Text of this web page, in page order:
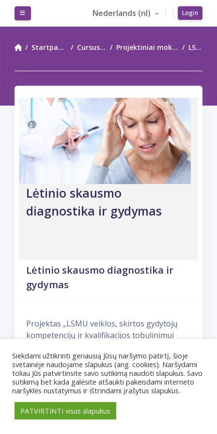
Ga naar hoofdinhoud
Nederlands ‎(nl)‎ Login
Startpagina Cursussen Projektiniai mokymai LSDG
Lėtinio skausmo
diagnostika ir gydymas
Lėtinio skausmo diagnostika ir
gydymas
Projektas „LSMU veiklos, skirtos gydytojų
kompetencijų ir kvalifikacijos tobulinimui
0001
Mokymai skirti šeimos gydytojams,
gydytojams specialistams.
Siekdami užtikrinti geriausią Jūsų naršymo patirtį, šioje
svetainėje naudojame slapukus (ang. cookies). Naršydami
toliau Jūs patvirtinsite savo sutikimą naudoti slapukus. Savo
sutikimą bet kada galėsite atšaukti pakeisdami interneto
naršyklės nustatymus ir ištrindami įrašytus slapukus.
PATVIRTINTI visus slapukus